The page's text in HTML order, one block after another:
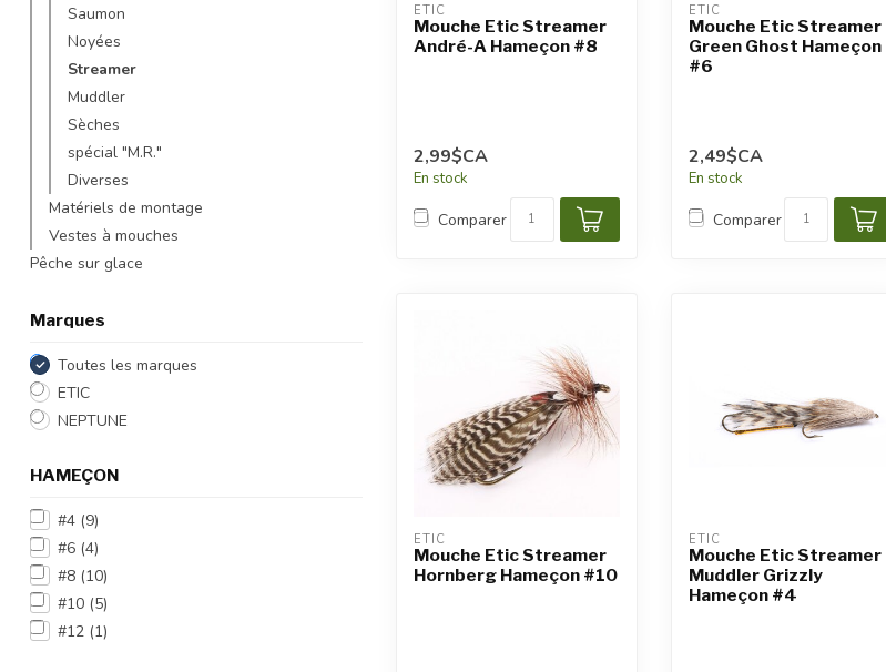
Saumon
Noyées
Streamer
Muddler
Sèches
spécial "M.R."
Diverses
Matériels de montage
Vestes à mouches
Pêche sur glace
Marques
Toutes les marques
ETIC
NEPTUNE
HAMEÇON
#4 (9)
#6 (4)
#8 (10)
#10 (5)
#12 (1)
ETIC
Mouche Etic Streamer
André-A Hameçon #8
2,99$CA
En stock
Comparer
ETIC
Mouche Etic Streamer
Green Ghost Hameçon
#6
2,49$CA
En stock
Comparer
ETIC
Mouche Etic Streamer
Hornberg Hameçon #10
ETIC
Mouche Etic Streamer
Muddler Grizzly
Hameçon #4